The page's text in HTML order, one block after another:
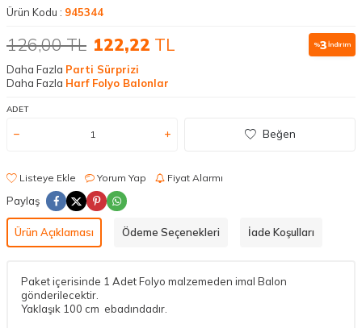
Ürün Kodu : 945344
126,00TL 122,22 TL %3 İndirim
Daha Fazla Parti Sürprizi
Daha Fazla Harf Folyo Balonlar
ADET
Beğen
Listeye Ekle Yorum Yap Fiyat Alarmı
Paylaş
Ürün Açıklaması Ödeme Seçenekleri İade Koşulları
Paket içerisinde 1 Adet Folyo malzemeden imal Balon
gönderilecektir.
Yaklaşık 100 cm ebadındadır.